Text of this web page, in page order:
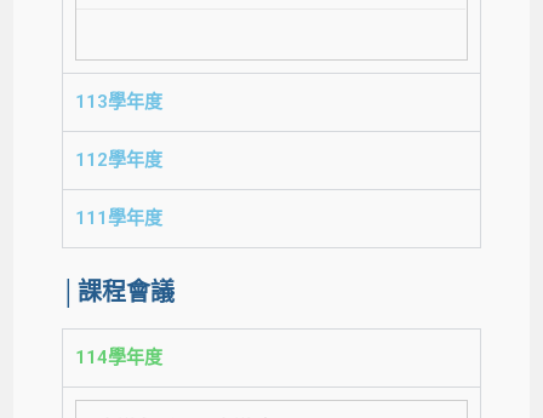
113學年度
112學年度
111學年度
│課程會議
114學年度